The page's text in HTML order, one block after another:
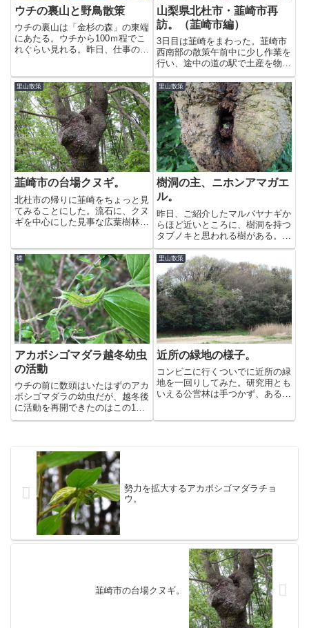
ウチの裏山と野鳥散策
ウチの裏山は「金杉の森」の東端
にあたる。ウチから100ｍ程でこ
れぐらい見れる。昨日、仕事のレ
ー形式で。撮影日：2017年4月14
日機材：OLYMPUS STYLUS
SP-100E...
山梨県北杜市・韮崎市再
訪。（韮崎市編）
3日目は韮崎をまわった。韮崎市
西南部の散策午前中に少し作業を
行い、途中の道の駅で土産を物色
後、R20を南下する。給油を済ま
せ、最初のポイントへ向かう。途
中、河川敷脇にあったエノキが目
に入る。オオムラサキはもちろん
なのだが、ゴマダラやアカボシ...
里山散策
韮崎市の台場クヌギ。
北杜市の帰りに韮崎をちょっと見
てみることにした。流石に、クヌ
ギを中心にした見事な広葉樹林帯
うな苗木も多かった。クヌギ、コ
ナラ、サルトリイバラ、シダ類、
コケ類等々、地主がわかれば少
し...
里山散策
樹洞の主、ニホンアマガエ
ル。
昨日、ご紹介したマルバヤナギか
らほど近いところに、樹洞を持つ
タブノキと思われる樹がある。何
かいるかと思って覗いてみると小
さな主がいた。ニホンアマガエル
のようだ。カメラを近づけると前
足をせり出して自己主張する。特
段、珍しいわけではないが、何
気...
蝶
アカボシゴマダラ越冬幼虫
の活動
ウチの前に数頭はいたはずのアカ
ボシゴマダラの幼虫だが、越冬後
に活動を再開できたのはこの1頭
だけのようだ。多くは落ち葉とと
里山散策
近所の緑地の様子。
コンビニに行くついでに近所の緑
地を一回りしてみた。研究用とも
いえる公営林は手つかず、あるい
勢力を拡大するアカボシゴマダラチョ
ウ。
韮崎市の台場クヌギ。